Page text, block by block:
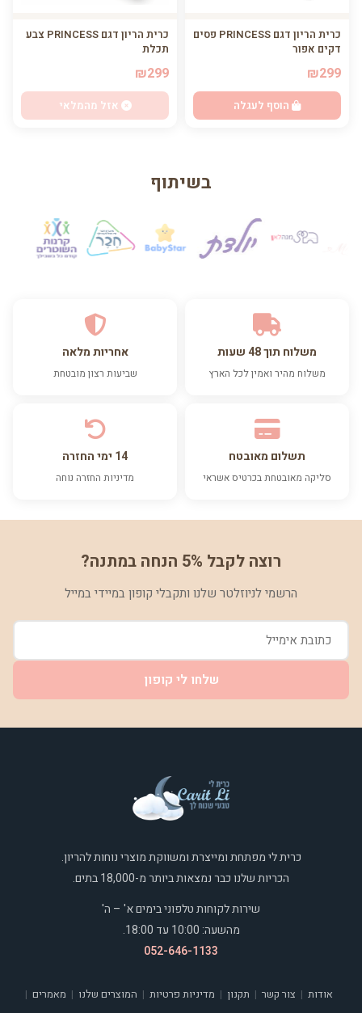
כרית הריון דגם PRINCESS פסים
דקים אפור
₪299
הוסף לעגלה
כרית הריון דגם PRINCESS צבע
תכלת
₪299
אזל מהמלאי
בשיתוף
משלוח תוך 48 שעות
משלוח מהיר ואמין לכל הארץ
אחריות מלאה
שביעות רצון מובטחת
תשלום מאובטח
סליקה מאובטחת בכרטיס אשראי
14 ימי החזרה
מדיניות החזרה נוחה
רוצה לקבל 5% הנחה במתנה?
הרשמי לניוזלטר שלנו ותקבלי קופון במיידי במייל
שלחו לי קופון
כרית לי מפתחת ומייצרת ומשווקת מוצרי נוחות להריון.
הכריות שלנו כבר נמצאות ביותר מ-18,000 בתים.
שירות לקוחות טלפוני בימים א' – ה'
מהשעה: 10:00 עד 18:00.
052-646-1133
אודות | צור קשר | תקנון | מדיניות פרטיות | המוצרים שלנו | מאמרים |